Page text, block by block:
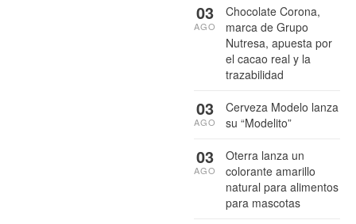
Chocolate Corona,
marca de Grupo
Nutresa, apuesta por
el cacao real y la
trazabilidad
03
AGO
Cerveza Modelo lanza
su “Modelito”
03
AGO
Oterra lanza un
colorante amarillo
natural para alimentos
para mascotas
03
AGO